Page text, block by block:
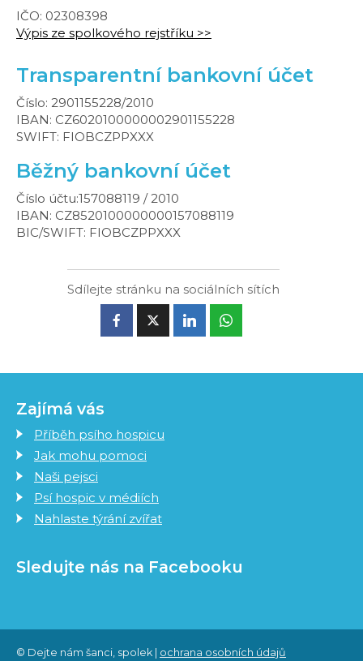
IČO: 02308398
Výpis ze spolkového rejstříku >>
Transparentní bankovní účet
Číslo: 2901155228/2010
IBAN: CZ6020100000002901155228
SWIFT: FIOBCZPPXXX
Běžný bankovní účet
Číslo účtu:157088119 / 2010
IBAN: CZ8520100000000157088119
BIC/SWIFT: FIOBCZPPXXX
Sdílejte stránku na sociálních sítích
Zajímá vás
Příběh psího hospicu
Jak mohu pomoci
Naši pejsci
Psí hospic v médiích
Nahlaste týrání zvířat
Sledujte nás na Facebooku
© Dejte nám šanci, spolek | ochrana osobních údajů